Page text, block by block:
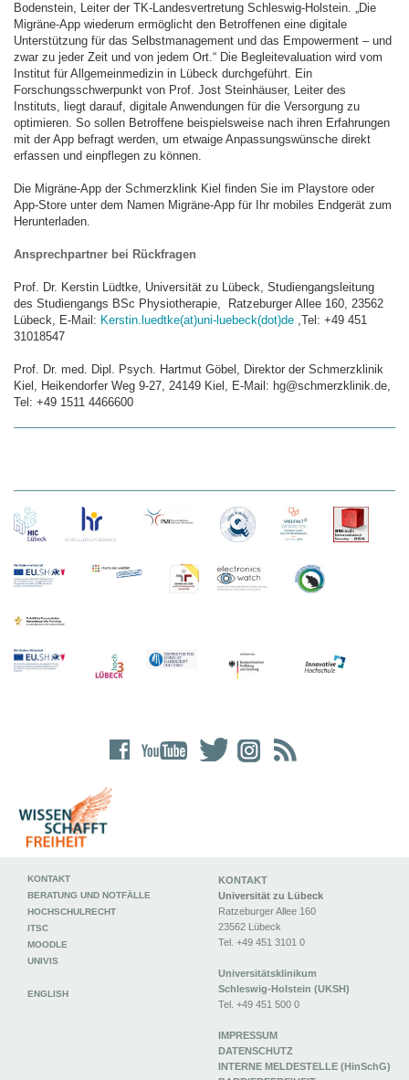
Bodenstein, Leiter der TK-Landesvertretung Schleswig-Holstein. „Die
Migräne-App wiederum ermöglicht den Betroffenen eine digitale
Unterstützung für das Selbstmanagement und das Empowerment – und
zwar zu jeder Zeit und von jedem Ort.“ Die Begleitevaluation wird vom
Institut für Allgemeinmedizin in Lübeck durchgeführt. Ein
Forschungsschwerpunkt von Prof. Jost Steinhäuser, Leiter des
Instituts, liegt darauf, digitale Anwendungen für die Versorgung zu
optimieren. So sollen Betroffene beispielsweise nach ihren Erfahrungen
mit der App befragt werden, um etwaige Anpassungswünsche direkt
erfassen und einpflegen zu können.
Die Migräne-App der Schmerzklink Kiel finden Sie im Playstore oder
App-Store unter dem Namen Migräne-App für Ihr mobiles Endgerät zum
Herunterladen.
Ansprechpartner bei Rückfragen
Prof. Dr. Kerstin Lüdtke, Universität zu Lübeck, Studiengangsleitung
des Studiengangs BSc Physiotherapie, Ratzeburger Allee 160, 23562
Lübeck, E-Mail: Kerstin.luedtke(at)uni-luebeck(dot)de ,Tel: +49 451
31018547
Prof. Dr. med. Dipl. Psych. Hartmut Göbel, Direktor der Schmerzklinik
Kiel, Heikendorfer Weg 9-27, 24149 Kiel, E-Mail: hg@schmerzklinik.de,
Tel: +49 1511 4466600
KONTAKT
Universität zu Lübeck
Ratzeburger Allee 160
23562 Lübeck
Tel. +49 451 3101 0
Universitätsklinikum
Schleswig-Holstein (UKSH)
Tel. +49 451 500 0
IMPRESSUM
DATENSCHUTZ
INTERNE MELDESTELLE (HinSchG)
KONTAKT
BERATUNG UND NOTFÄLLE
HOCHSCHULRECHT
ITSC
MOODLE
UNIVIS
ENGLISH